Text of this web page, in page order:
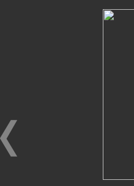
Главная
День России 2022г.
День России 2022г.